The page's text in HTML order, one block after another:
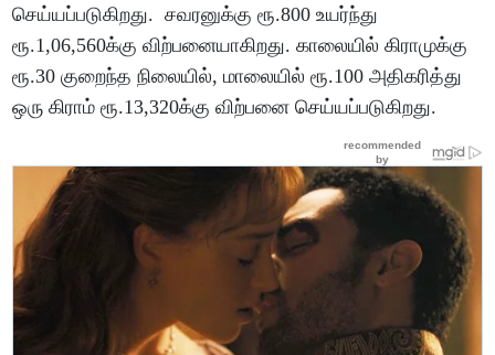
செய்யப்படுகிறது. சவரனுக்கு ரூ.800 உயர்ந்து
ரூ.1,06,560க்கு விற்பனையாகிறது. காலையில் கிராமுக்கு
ரூ.30 குறைந்த நிலையில், மாலையில் ரூ.100 அதிகரித்து
ஒரு கிராம் ரூ.13,320க்கு விற்பனை செய்யப்படுகிறது.